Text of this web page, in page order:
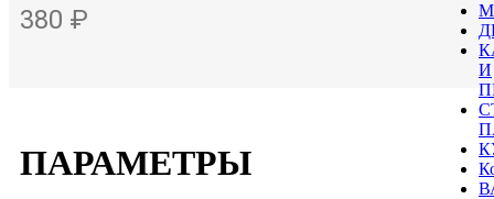
И
380 ₽
ПАРАМЕТРЫ